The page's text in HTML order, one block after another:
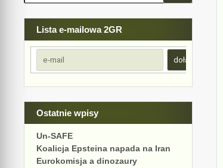
Lista e-mailowa 2GR
Ostatnie wpisy
Un-SAFE
Koalicja Epsteina napada na Iran
Eurokomisja a dinozaury